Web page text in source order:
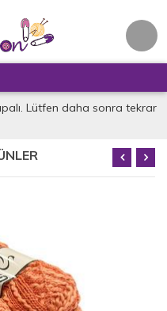
Lütfen daha sonra tekrar